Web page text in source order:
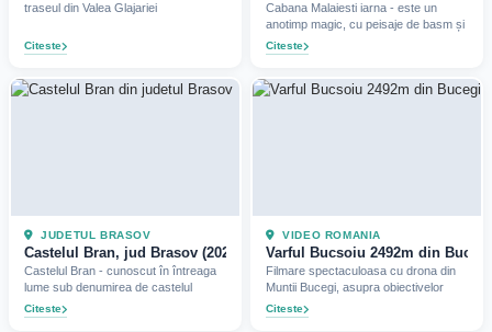
traseul din Valea Glajariei
Citeste
Cabana Malaiesti iarna - este un
anotimp magic, cu peisaje de basm și
Citeste
JUDETUL BRASOV
Castelul Bran, jud Brasov (2022)
Castelul Bran - cunoscut în întreaga
lume sub denumirea de castelul
Citeste
VIDEO ROMANIA
Varful Bucsoiu 2492m din
Filmare spectaculoasa cu drona din
Muntii Bucegi, asupra obiectivelor
Citeste